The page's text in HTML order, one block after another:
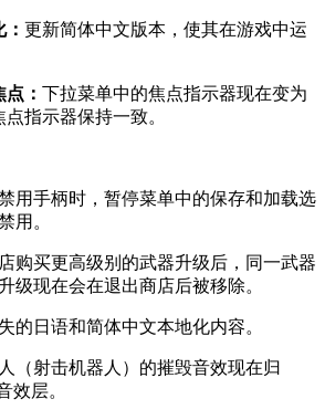
更新简体中文版本，使其在游戏中运
： 下拉菜单中的焦点指示器现在变为
指示器保持一致。
用手柄时，暂停菜单中的保存和加载选
用。
购买更高级别的武器升级后，同一武器
级现在会在退出商店后被移除。
的日语和简体中文本地化内容。
（射击机器人）的摧毁音效现在归
效层。